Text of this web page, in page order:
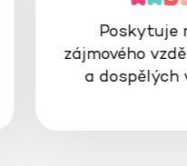
Poskytuje
zájmového
a dospělých